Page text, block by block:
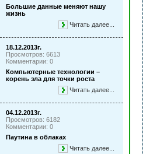
Большие данные меняют нашу
жизнь
Читать далее...
18.12.2013г.
Просмотров: 6613
Комментарии: 0
Компьютерные технологии –
корень зла для точки роста
Читать далее...
04.12.2013г.
Просмотров: 6182
Комментарии: 0
Паутина в облаках
Читать далее...